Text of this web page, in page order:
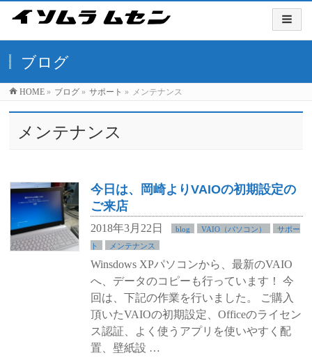
ブログ
HOME » ブログ » サポート » メンテナンス
メンテナンス
今日は、岡崎よりVAIOの初期設定の
ご来店
2018年3月22日 blog VAIO（パソコン）
サポー
ト
メンテナンス
Winsdows XPパソコンから、最新のVAIO
へ、データのコピーも行っています！ 今
回は、下記の作業を行いました。 ご購入
頂いたVAIOの初期設定、Officeのライセン
ス認証、よく使うアプリを使いやすく配
置、壁紙設 …